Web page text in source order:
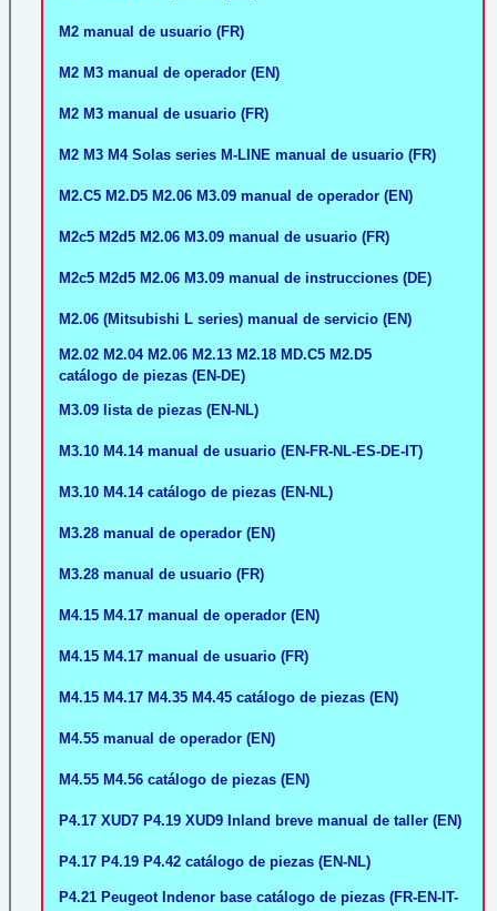
M2 manual de usuario (FR)
M2 M3 manual de operador (EN)
M2 M3 manual de usuario (FR)
M2 M3 M4 Solas series M-LINE manual de usuario (FR)
M2.C5 M2.D5 M2.06 M3.09 manual de operador (EN)
M2c5 M2d5 M2.06 M3.09 manual de usuario (FR)
M2c5 M2d5 M2.06 M3.09 manual de instrucciones (DE)
M2.06 (Mitsubishi L series) manual de servicio (EN)
M2.02 M2.04 M2.06 M2.13 M2.18 MD.C5 M2.D5
catálogo de piezas (EN-DE)
M3.09 lista de piezas (EN-NL)
M3.10 M4.14 manual de usuario (EN-FR-NL-ES-DE-IT)
M3.10 M4.14 catálogo de piezas (EN-NL)
M3.28 manual de operador (EN)
M3.28 manual de usuario (FR)
M4.15 M4.17 manual de operador (EN)
M4.15 M4.17 manual de usuario (FR)
M4.15 M4.17 M4.35 M4.45 catálogo de piezas (EN)
M4.55 manual de operador (EN)
M4.55 M4.56 catálogo de piezas (EN)
P4.17 XUD7 P4.19 XUD9 Inland breve manual de taller (EN)
P4.17 P4.19 P4.42 catálogo de piezas (EN-NL)
P4.21 Peugeot Indenor base catálogo de piezas (FR-EN-IT-